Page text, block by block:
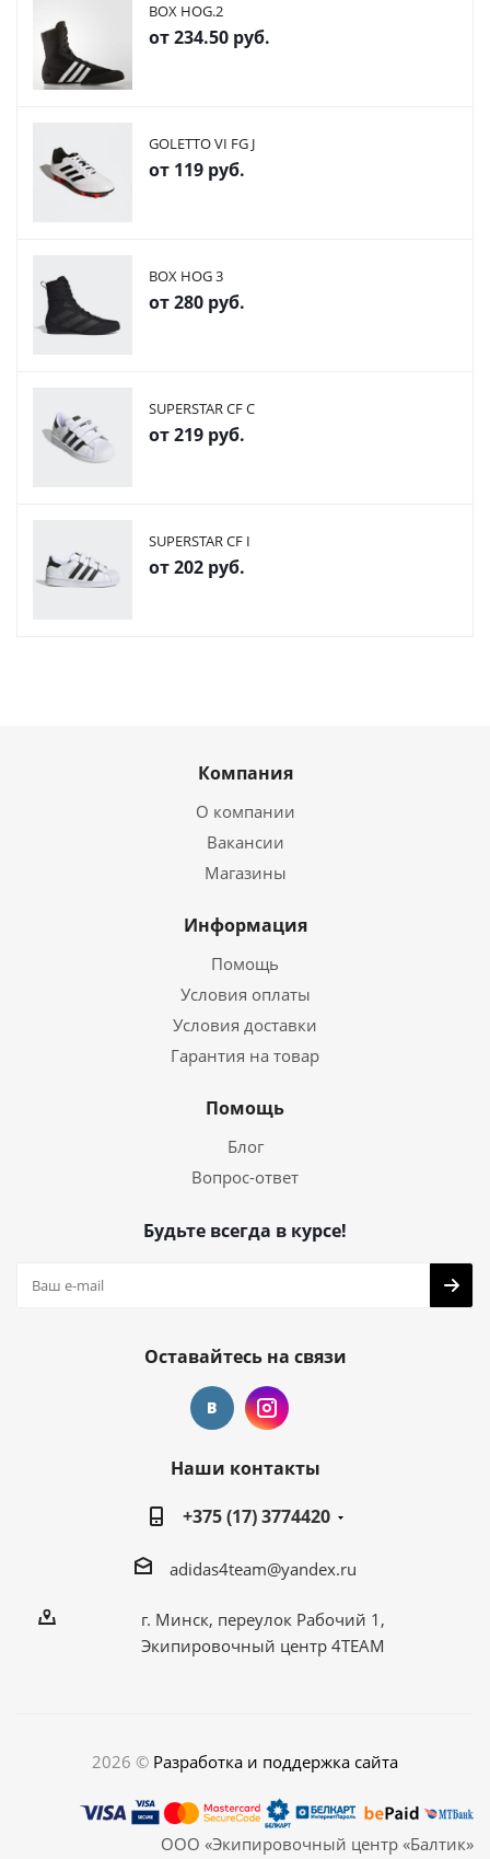
BOX HOG.2
от234.50 руб.
GOLETTO VI FG J
от 119 руб.
BOX HOG 3
от280 руб.
SUPERSTAR CF C
от219 руб.
SUPERSTAR CF I
от202 руб.
Компания
О компании
Вакансии
Магазины
Информация
Помощь
Условия оплаты
Условия доставки
Гарантия на товар
Помощь
Блог
Вопрос-ответ
Будьте всегда в курсе!
Оставайтесь на связи
Наши контакты
+375 (17) 3774420
adidas4team@yandex.ru
г. Минск, переулок Рабочий 1,
Экипировочный центр 4TEAM
2026 © Разработка и поддержка сайта
ООО «Экипировочный центр «Балтик»